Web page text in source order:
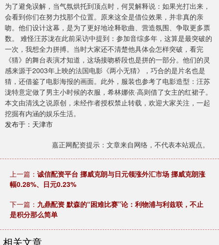
为了避免误解，当气氛烘托到顶点时，何炅解释说：如果光打出来，
会看到你们在努力找那个位置。原来这全是借位效果，并非真的亲
吻。他们设计这幕，是为了更好地诠释歌曲、营造氛围、争取更多票
数。 难怪汪苏泷在此前采访中提到：参加音综多年，这算是最突破的
一次，我想全力拼搏。当时大家还不清楚他具体会怎样突破，看完
《猜》的舞台表演才知道，这场接吻桥段也是拼的一部分。他们的灵
感来源于2003年上映的法国电影《两小无猜》，巧合的是片名也是
猜，还借鉴了电影海报的画面。此外，服装也参考了电影造型：汪苏
泷特意定做了男主小时候的衣服，希林娜依·高则借了女主的红裙子。
本文由清浅之说原创，未经作者授权禁止转载，欢迎大家关注，一起
挖掘有内涵的娱乐生活。
发布于：天津市
嘉正网配资提示：文章来自网络，不代表本站观点。
上一篇： 诚信配资平台 挪威克朗与日元领涨外汇市场 挪威克朗涨
幅0.28%、日元0.23%
下一篇： 九鼎配资 默森的“困难比赛”论：利物浦与利兹联，不止
是积分那么简单
相关文章